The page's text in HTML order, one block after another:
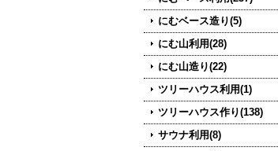
にむベース造り(5)
にむ山利用(28)
にむ山造り(22)
ツリーハウス利用(1)
ツリーハウス作り(138)
サウナ利用(8)